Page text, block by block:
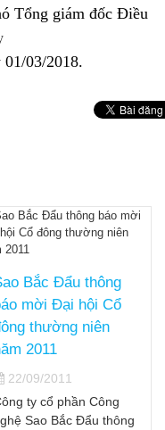
Tổng giám đốc Điều
03/2018.
Bắc Đẩu thông
mời Đại hội Cổ
thường niên
2011
22/09/2011
ty cổ phần Công
Sao Bắc Đẩu thông